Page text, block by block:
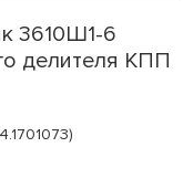
3610Ш1-6
делителя КПП